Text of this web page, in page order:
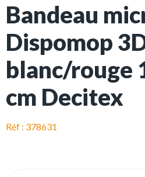
Bandeau
Dispomop
blanc/rouge
cm Decitex
Réf : 378631